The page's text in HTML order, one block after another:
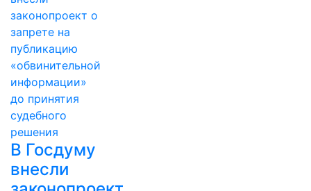
В Госдуму
внесли